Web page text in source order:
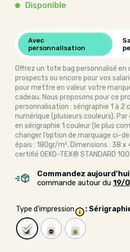
Disponible
Avec
personnalisation
Offrez un tote bag personnalisé
prospects ou encore pour vos
pour mettre en valeur votre
cadeau. Nous proposons pour ce
personnalisation : sérigraphie 1 à
numérique (plusieurs couleurs).
en sérigraphie 1 couleur (le plus
changer l’option de marquage ci-
épais : 180gr/m². Dimensions : 38
certifié OEKO-TEX® STANDARD 100.
Commandez aujourd'hui
commande autour du 19/
Type d'impression :